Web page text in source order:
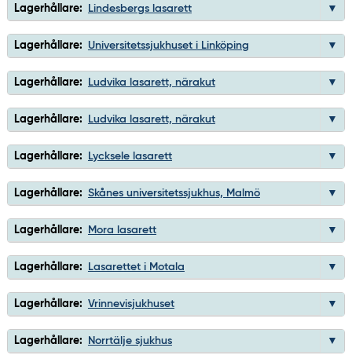
Lagerhållare: Lindesbergs lasarett
Lagerhållare: Universitetssjukhuset i Linköping
Lagerhållare: Ludvika lasarett, närakut
Lagerhållare: Ludvika lasarett, närakut
Lagerhållare: Lycksele lasarett
Lagerhållare: Skånes universitetssjukhus, Malmö
Lagerhållare: Mora lasarett
Lagerhållare: Lasarettet i Motala
Lagerhållare: Vrinnevisjukhuset
Lagerhållare: Norrtälje sjukhus